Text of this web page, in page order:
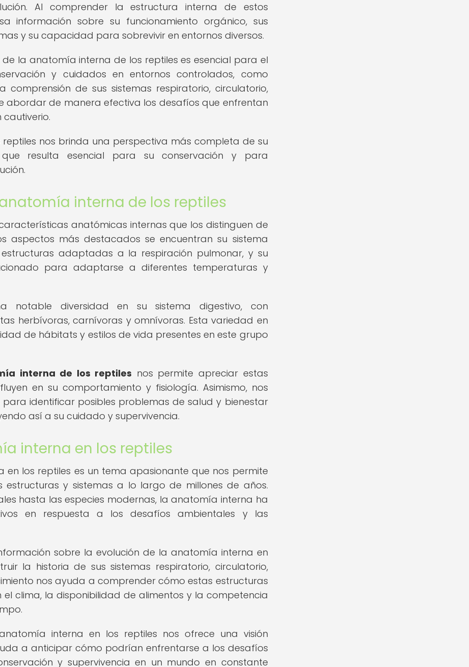
Al comprender la estructura interna de estos
información sobre su funcionamiento orgánico, sus
y su capacidad para sobrevivir en entornos diversos.
la anatomía interna de los reptiles es esencial para el
y cuidados en entornos controlados, como
comprensión de sus sistemas respiratorio, circulatorio,
abordar de manera efectiva los desafíos que enfrentan
cautiverio.
nos brinda una perspectiva más completa de su
resulta esencial para su conservación y para
interna de los reptiles
anatómicas internas que los distinguen de
aspectos más destacados se encuentran su sistema
adaptadas a la respiración pulmonar, y su
para adaptarse a diferentes temperaturas y
notable diversidad en su sistema digestivo, con
herbívoras, carnívoras y omnívoras. Esta variedad en
de hábitats y estilos de vida presentes en este grupo
interna de los reptiles nos permite apreciar estas
en su comportamiento y fisiología. Asimismo, nos
identificar posibles problemas de salud y bienestar
así a su cuidado y supervivencia.
interna en los reptiles
en los reptiles es un tema apasionante que nos permite
y sistemas a lo largo de millones de años.
hasta las especies modernas, la anatomía interna ha
en respuesta a los desafíos ambientales y las
sobre la evolución de la anatomía interna en
la historia de sus sistemas respiratorio, circulatorio,
nos ayuda a comprender cómo estas estructuras
clima, la disponibilidad de alimentos y la competencia
interna en los reptiles nos ofrece una visión
a anticipar cómo podrían enfrentarse a los desafíos
y supervivencia en un mundo en constante